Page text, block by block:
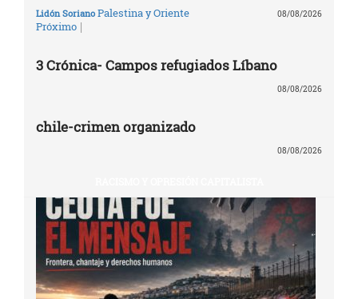
Lidón Soriano Palestina y Oriente
Próximo |
08/08/2026
3 Crónica- Campos refugiados Líbano
08/08/2026
chile-crimen organizado
08/08/2026